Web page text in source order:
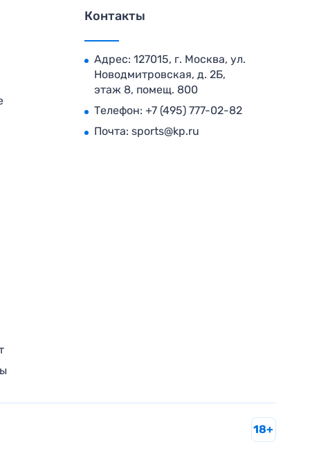
Контакты
Адрес: 127015, г. Москва, ул.
Новодмитровская, д. 2Б,
этаж 8, помещ. 800
Телефон: +7 (495) 777-02-82
Почта: sports@kp.ru
18+